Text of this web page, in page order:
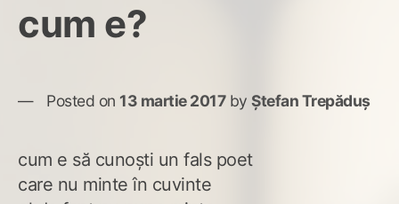
cum e?
Posted on 13 martie 2017by Ștefan Trepăduș
cum e să cunoști un fals poet
care nu minte în cuvinte